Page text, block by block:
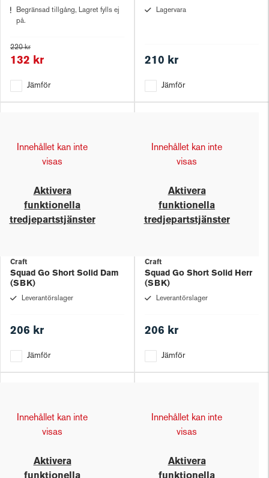
Begränsad tillgång, Lagret fylls ej
på.
220 kr
132 kr
Jämför
Lagervara
210 kr
Jämför
Innehållet kan inte
visas
Aktivera
funktionella
tredjepartstjänster
Craft
Squad Go Short Solid Dam
(SBK)
Leverantörslager
206 kr
Jämför
Innehållet kan inte
visas
Aktivera
funktionella
tredjepartstjänster
Craft
Squad Go Short Solid Herr
(SBK)
Leverantörslager
206 kr
Jämför
Innehållet kan inte
visas
Aktivera
funktionella
Innehållet kan inte
visas
Aktivera
funktionella